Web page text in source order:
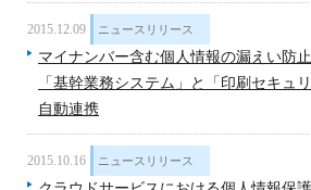
2015.12.09 ニュースリリース
マイナンバー含む個人情報の漏えい防
「基幹業務システム」と「印刷セキュ
自動連携
2015.10.16 ニュースリリース